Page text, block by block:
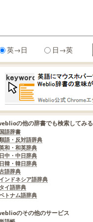
英→日 日→英
の他の辞書でも検索してみる
国語辞書
語・反対語辞典
和・和英辞典
日中・中日辞典
日韓・韓日辞典
語辞典
インドネシア語辞典
タイ語辞典
トナム語辞典
のその他のサービス